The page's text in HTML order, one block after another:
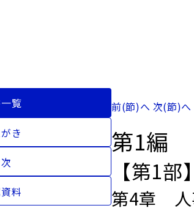
覧
き
料
前(節)へ 次(節)へ
第1編
【第1
第4章 人